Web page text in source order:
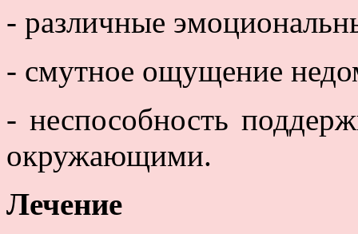
- различные
- смутное ощущение
- неспособность
окружающими.
Лечение